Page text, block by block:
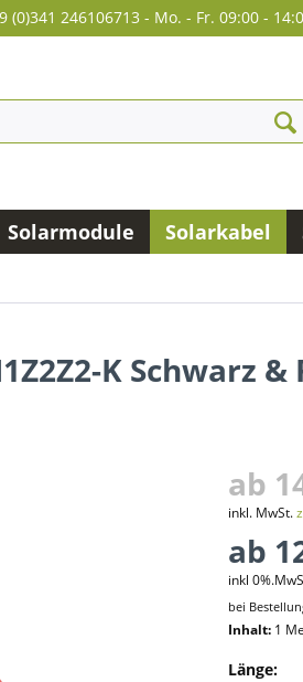
(0)341 246106713 - Mo. - Fr. 09:00 -
Solarmodule Solarkabel
K Schwarz
ab
inkl. MwSt.
ab
inkl
bei
Inhalt: 1
Länge: